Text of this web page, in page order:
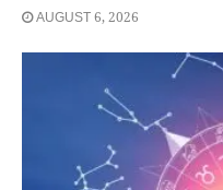
AUGUST 6, 2026